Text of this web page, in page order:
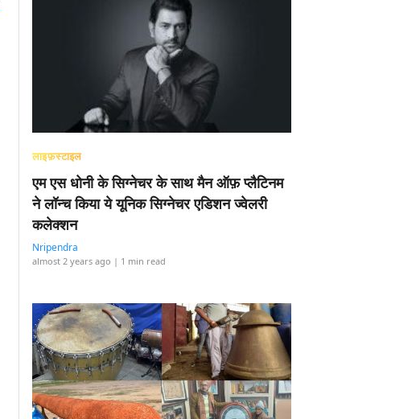
लाइफ़स्टाइल
एम एस धोनी के सिग्नेचर के साथ मैन ऑफ़ प्लैटिनम
ने लॉन्च किया ये यूनिक सिग्नेचर एडिशन ज्वेलरी
कलेक्शन
Nripendra
almost 2 years ago | 1 min read